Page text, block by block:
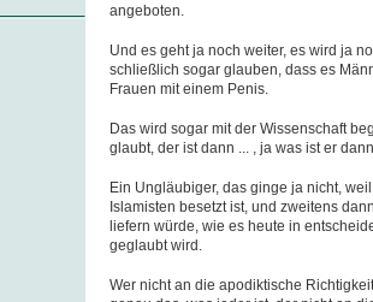
angeboten.
Und es geht ja noch weiter, es wird ja
schließlich sogar glauben, dass es
Frauen mit einem Penis.
Das wird sogar mit der Wissenschaft
glaubt, der ist dann ... , ja was ist er
Ein Ungläubiger, das ginge ja nicht,
Islamisten besetzt ist, und zweitens
liefern würde, wie es heute in
geglaubt wird.
Wer nicht an die apodiktische